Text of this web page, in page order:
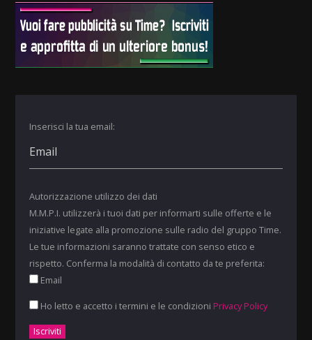
Inserisci la tua email:
Autorizzazione utilizzo dei dati
M.M.P.I. utilizzerà i tuoi dati per informarti sulle offerte e le
iniziative legate alla promozione sulle radio del gruppo Time.
Le tue informazioni saranno trattate con senso etico e
rispetto. Conferma la modalità di contatto da te preferita:
Email
Ho letto e accetto i termini e le condizioni Privacy Policy